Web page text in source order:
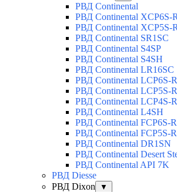
РВД Continental
РВД Continental XCP6S-
РВД Continental XCP5S-
РВД Continental SR1SC
РВД Continental S4SP
РВД Continental S4SH
РВД Continental LR16SC
РВД Continental LCP6S-
РВД Continental LCP5S-
РВД Continental LCP4S-
РВД Continental L4SH
РВД Continental FCP6S-
РВД Continental FCP5S-
РВД Continental DR1SN
РВД Continental Desert
РВД Continental API 7K
РВД Diesse
РВД Dixon
▼